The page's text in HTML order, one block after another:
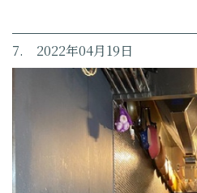
7. 2022年04月19日